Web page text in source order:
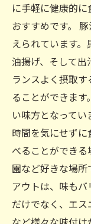
に手軽に健康的
おすすめです。
えられています。
油揚げ、そして出
ランスよく摂取
ることができま
い味方となってい
時間を気にせず
べることができ
園など好きな場
アウトは、味も
だけでなく、エ